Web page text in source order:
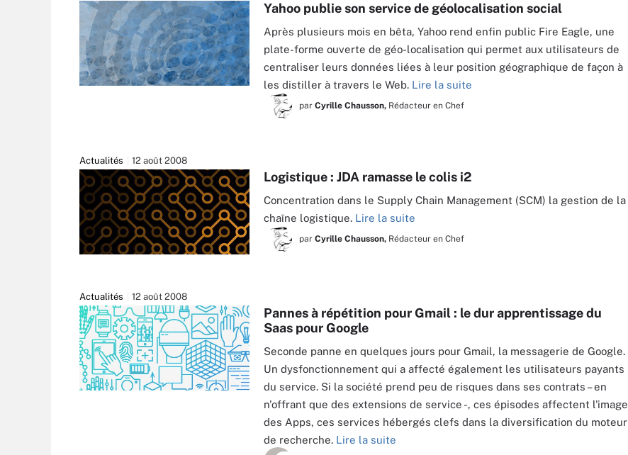
Yahoo publie son service de géolocalisation social
Après plusieurs mois en bêta, Yahoo rend enfin public Fire Eagle, une
plate-forme ouverte de géo-localisation qui permet aux utilisateurs de
centraliser leurs données liées à leur position géographique de façon à
les distiller à travers le Web. Lire la suite
par Cyrille Chausson, Rédacteur en Chef
Actualités 12 août 2008
Logistique : JDA ramasse le colis i2
Concentration dans le Supply Chain Management (SCM) la gestion de la
chaîne logistique. Lire la suite
par Cyrille Chausson, Rédacteur en Chef
Actualités 12 août 2008
Pannes à répétition pour Gmail : le dur apprentissage du
Saas pour Google
Seconde panne en quelques jours pour Gmail, la messagerie de Google.
Un dysfonctionnement qui a affecté également les utilisateurs payants
du service. Si la société prend peu de risques dans ses contrats – en
n'offrant que des extensions de service -, ces épisodes affectent l'image
des Apps, ces services hébergés clefs dans la diversification du moteur
de recherche. Lire la suite